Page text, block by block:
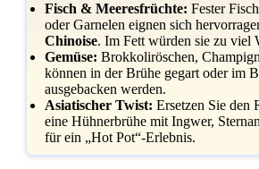
Fisch & Meeresfrüchte: Fester
oder Garnelen eignen sich
Chinoise. Im Fett würden sie zu viel
Gemüse: Brokkoliröschen,
können in der Brühe gegart oder im
ausgebacken werden.
Asiatischer Twist: Ersetzen Sie den
eine Hühnerbrühe mit Ingwer,
für ein „Hot Pot“-Erlebnis.